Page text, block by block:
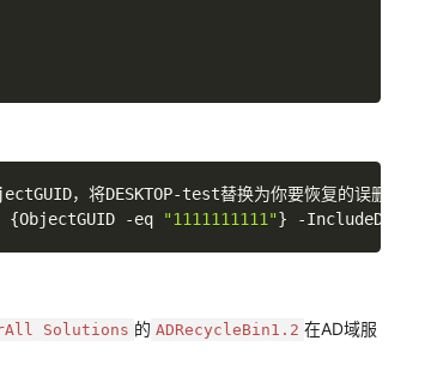
，将DESKTOP-test替换为你要恢复的误删对象
{ObjectGUID -eq "1111111111"} -
Solutions 的 ADRecycleBin1.2 在AD域服